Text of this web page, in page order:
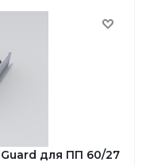
для ПП 60/27